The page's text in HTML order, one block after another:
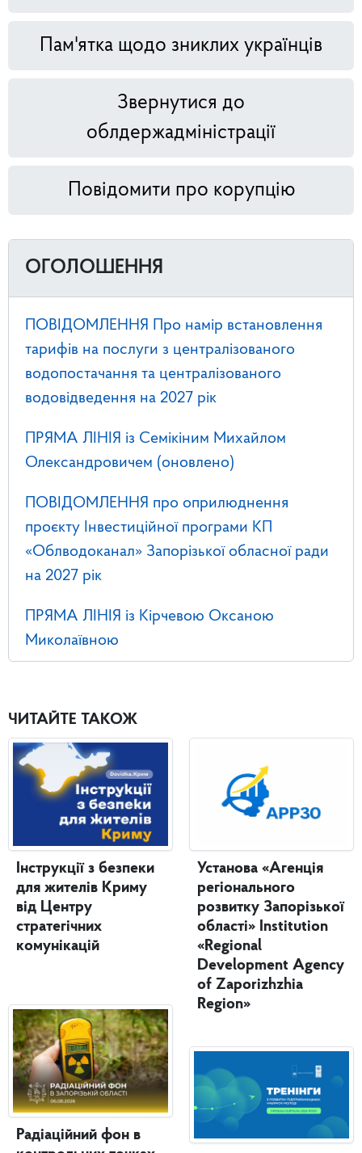
Пам'ятка щодо зниклих українців
Звернутися до
облдержадміністрації
Повідомити про корупцію
ОГОЛОШЕННЯ
ПОВІДОМЛЕННЯ Про намір встановлення
тарифів на послуги з централізованого
водопостачання та централізованого
водовідведення на 2027 рік
ПРЯМА ЛІНІЯ із Семікіним Михайлом
Олександровичем (оновлено)
ПОВІДОМЛЕННЯ про оприлюднення
проєкту Інвестиційної програми КП
«Облводоканал» Запорізької обласної ради
на 2027 рік
ПРЯМА ЛІНІЯ із Кірчевою Оксаною
Миколаївною
ЧИТАЙТЕ ТАКОЖ
Інструкції з безпеки
для жителів Криму
від Центру
стратегічних
комунікацій
Радіаційний фон в
Установа «Агенція
регіонального
розвитку Запорізької
області» Institution
«Regional
Development Agency
of Zaporizhzhia
Region»